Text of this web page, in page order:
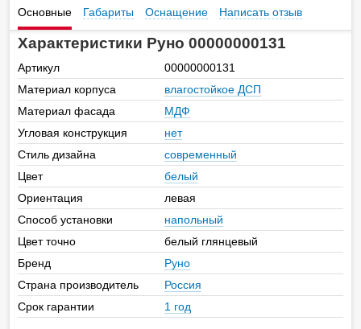
Основные Габариты Оснащение Написать отзыв
Характеристики Руно 00000000131
Артикул
00000000131
Материал корпуса
влагостойкое ДСП
Материал фасада
МДФ
Угловая конструкция
нет
Стиль дизайна
современный
Цвет
белый
Ориентация
левая
Способ установки
напольный
Цвет точно
белый глянцевый
Бренд
Руно
Страна производитель
Россия
Срок гарантии
1 год